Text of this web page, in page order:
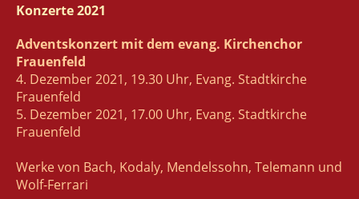
Konzerte 2021
Adventskonzert mit dem evang. Kirchenchor
Frauenfeld
4. Dezember 2021, 19.30 Uhr, Evang. Stadtkirche
Frauenfeld
5. Dezember 2021, 17.00 Uhr, Evang. Stadtkirche
Frauenfeld
Werke von Bach, Kodaly, Mendelssohn, Telemann und
Wolf-Ferrari